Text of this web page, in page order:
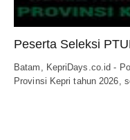
Peserta Seleksi
Batam, KepriDays.co.id -
Provinsi Kepri tahun 2026,